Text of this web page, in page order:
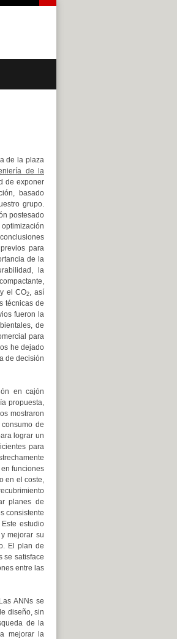
de la plaza
de la
de exponer
basado
grupo.
postesado
para
de la
la
el CO2, así
técnicas de
fueron la
de
para
he dejado
de decisión
en cajón
propuesta,
mostraron
de
lograr un
para
funciones
en el coste,
planes de
consistente
estudio
mejorar su
El plan de
se satisface
entre las
ANNs se
diseño, sin
de la
mejorar la